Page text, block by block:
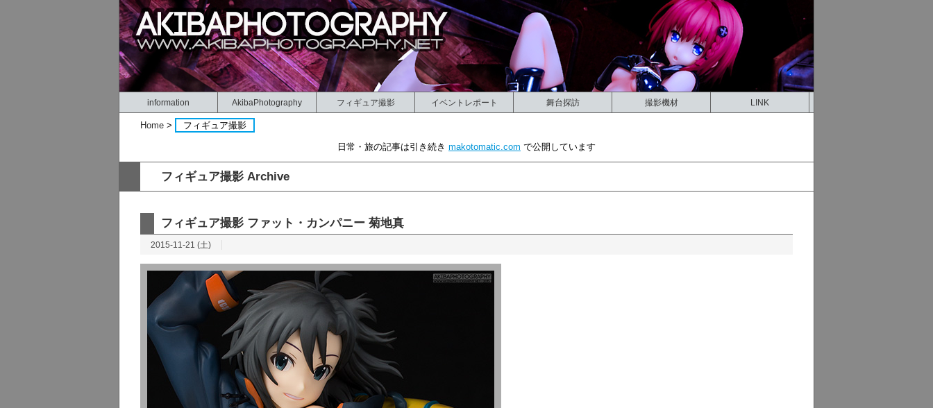
information AkibaPhotography フィギュア撮影 イベントレポート 舞台探訪 撮影機材 LINK
Home > フィギュア撮影
日常・旅の記事は引き続き makotomatic.com で公開しています
フィギュア撮影 Archive
フィギュア撮影 ファット・カンパニー 菊地真
2015-11-21 (土)